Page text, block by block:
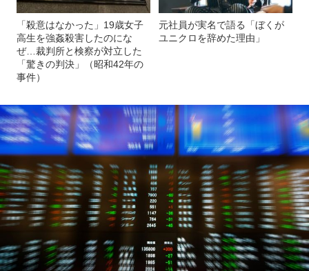
「殺意はなかった」19歳女子
高生を強姦殺害したのにな
ぜ…裁判所と検察が対立した
「驚きの判決」（昭和42年の
事件）
元社員が実名で語る「ぼくが
ユニクロを辞めた理由」